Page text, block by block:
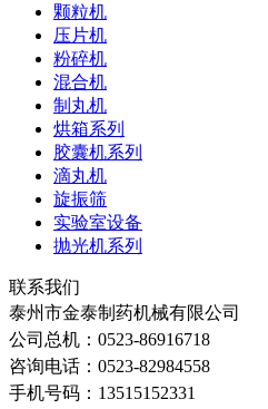
颗粒机
压片机
粉碎机
混合机
制丸机
烘箱系列
胶囊机系列
滴丸机
旋振筛
实验室设备
抛光机系列
联系我们
泰州市金泰制药机械有限公司
公司总机：0523-86916718
咨询电话：0523-82984558
手机号码： 13515152331